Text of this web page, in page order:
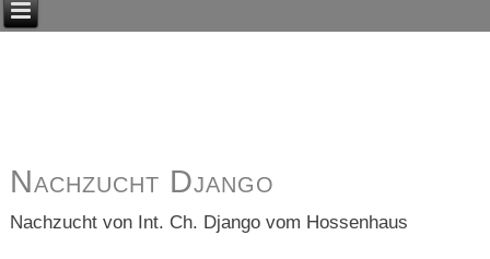
Nachzucht Django
Nachzucht von Int. Ch. Django vom Hossenhaus